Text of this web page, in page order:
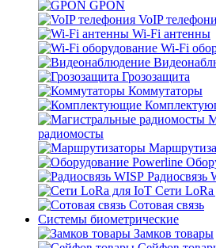
GPON
VoIP
Wi-Fi антенны
Wi-Fi
Грозозащита
Коммутаторы
радиомосты
Радиосвязь
Сети LoRa
Сотовая связь
Системы биометрические
Замков товары